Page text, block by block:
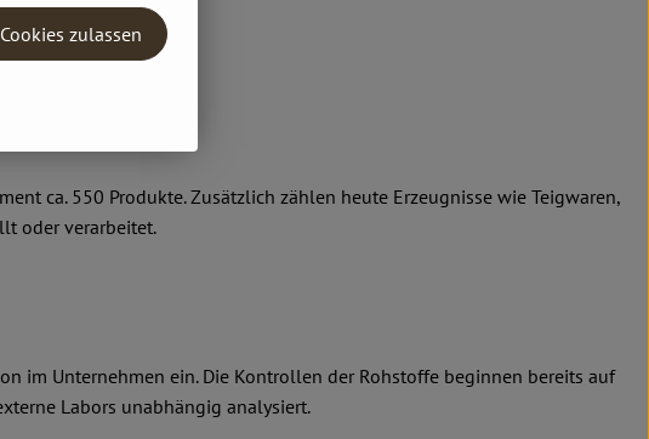
entwickelt.
ca. 550 Produkte. Zusätzlich zählen heute Erzeugnisse wie Teigwaren,
oder verarbeitet.
im Unternehmen ein. Die Kontrollen der Rohstoffe beginnen bereits auf
Labors unabhängig analysiert.
zulassen